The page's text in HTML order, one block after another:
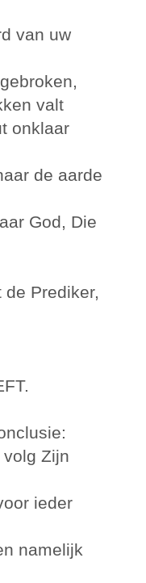
van uw
valt
onklaar
de aarde
God, Die
Prediker,
Zijn
ieder
namelijk